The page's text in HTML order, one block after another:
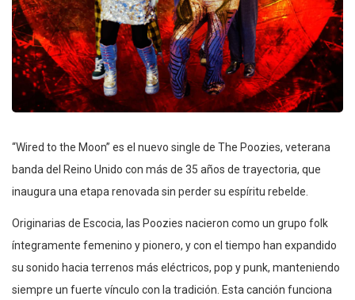
“Wired to the Moon” es el nuevo single de The Poozies, veterana
banda del Reino Unido con más de 35 años de trayectoria, que
inaugura una etapa renovada sin perder su espíritu rebelde.
Originarias de Escocia, las Poozies nacieron como un grupo folk
íntegramente femenino y pionero, y con el tiempo han expandido
su sonido hacia terrenos más eléctricos, pop y punk, manteniendo
siempre un fuerte vínculo con la tradición. Esta canción funciona